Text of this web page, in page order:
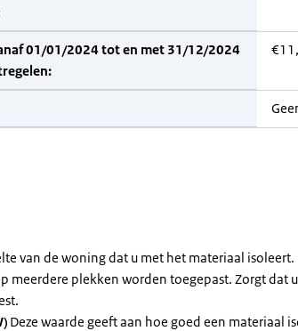
01/01/2024 tot en met 31/12/2024
van de woning dat u met het materiaal isoleert.
meerdere plekken worden toegepast. Zorgt dat
Deze waarde geeft aan hoe goed een materiaal